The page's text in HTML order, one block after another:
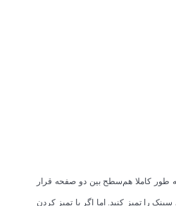
کاملا هم‌سطح بین دو صفحه قرار
را تمیز کنید. اما اگر با تمیز کردن